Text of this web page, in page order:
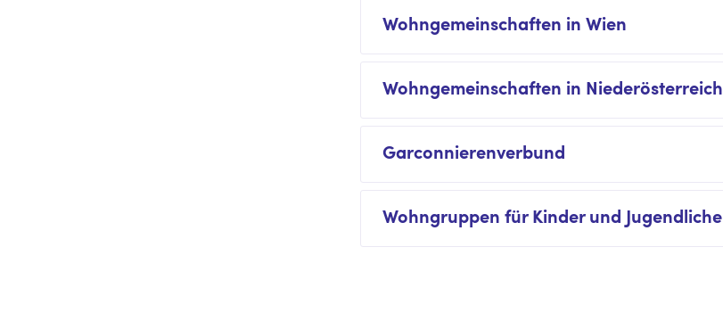
Wohngemeinschaften in Wien
Wohngemeinschaften in Niederösterreich
Garconnierenverbund
Wohngruppen für Kinder und Jugendliche